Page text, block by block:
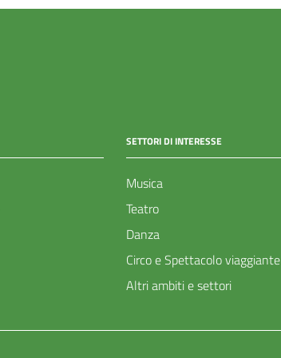
SETTORI DI INTERESSE
Musica
Teatro
Danza
Circo e Spettacolo viaggiante
Altri ambiti e settori